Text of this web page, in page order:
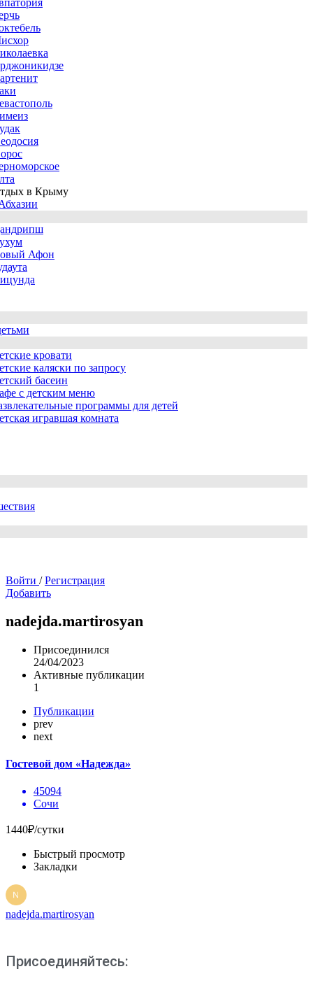
в Крыму
Афон
кровати
каляски по запросу
басеин
с детским меню
программы для детей
игравшая комната
Войти / Регистрация
Добавить
nadejda.martirosyan
Присоединился
24/04/2023
Активные публикации
1
Публикации
prev
next
Гостевой дом «Надежда»
45094
Сочи
1440₽/сутки
Быстрый просмотр
Закладки
nadejda.martirosyan
Присоединяйтесь: